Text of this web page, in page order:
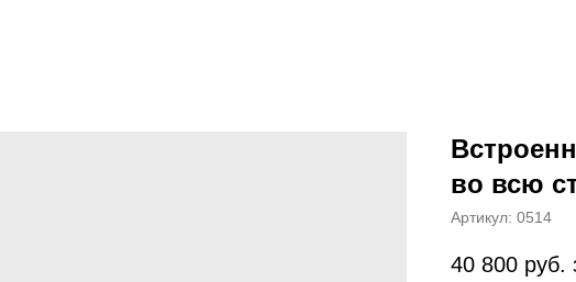
во всю
Артикул: 0514
40 800 руб.